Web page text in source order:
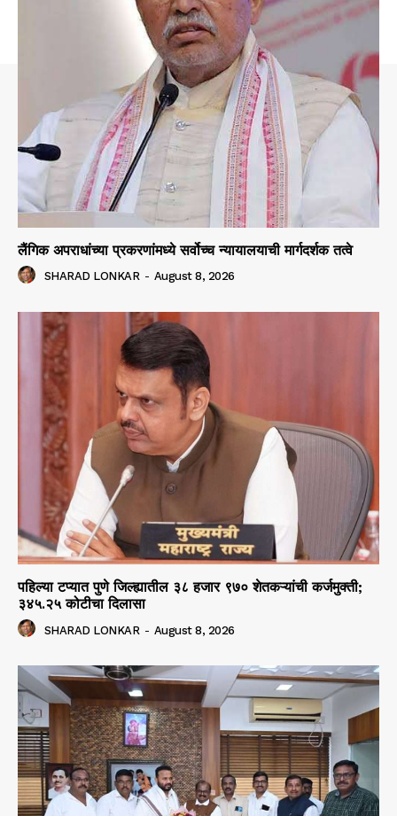
लैंगिक अपराधांच्या प्रकरणांमध्ये सर्वोच्च न्यायालयाची मार्गदर्शक तत्वे
SHARAD LONKAR - August 8, 2026
पहिल्या टप्यात पुणे जिल्ह्यातील ३८ हजार ९७० शेतकऱ्यांची कर्जमुक्ती;
३४५.२५ कोटीचा दिलासा
SHARAD LONKAR - August 8, 2026